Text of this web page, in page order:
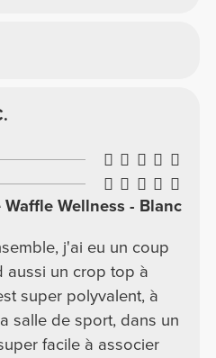
Wellness - Blanc
j'ai eu un coup
un crop top à
super polyvalent, à
salle de sport, dans un
facile à associer